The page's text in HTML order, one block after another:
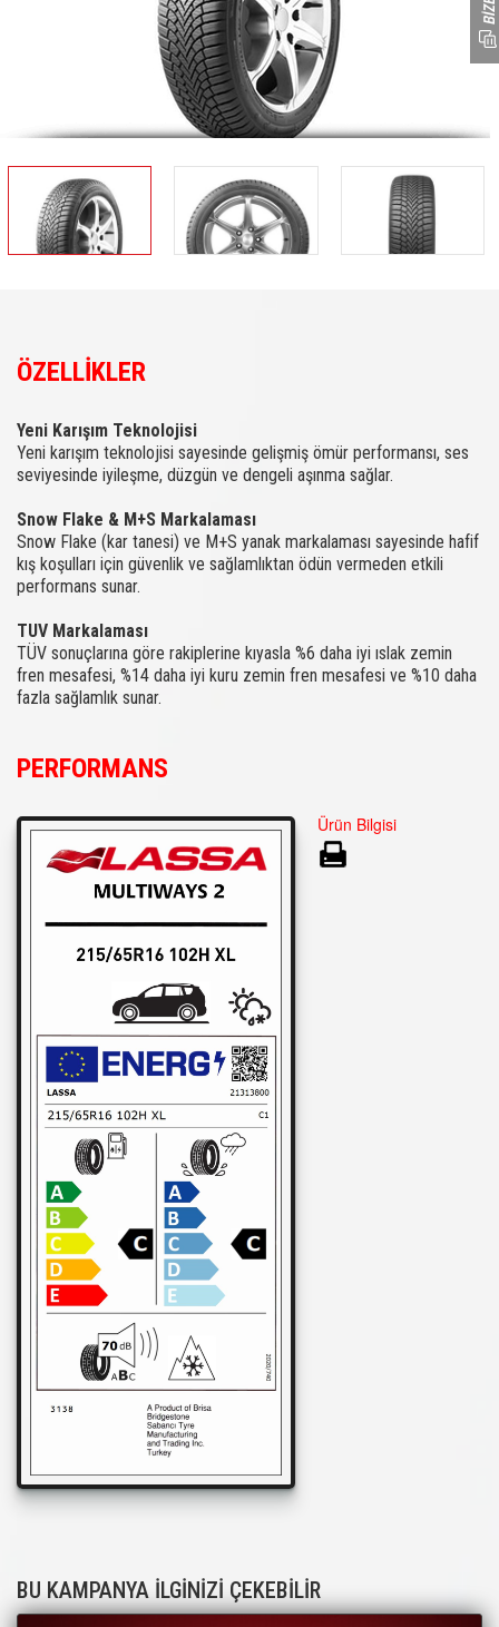
ÖZELLİKLER
Yeni Karışım Teknolojisi
Yeni karışım teknolojisi sayesinde gelişmiş ömür performansı, ses
seviyesinde iyileşme, düzgün ve dengeli aşınma sağlar.
Snow Flake & M+S Markalaması
Snow Flake (kar tanesi) ve M+S yanak markalaması sayesinde hafif
kış koşulları için güvenlik ve sağlamlıktan ödün vermeden etkili
performans sunar.
TUV Markalaması
TÜV sonuçlarına göre rakiplerine kıyasla %6 daha iyi ıslak zemin
fren mesafesi, %14 daha iyi kuru zemin fren mesafesi ve %10 daha
fazla sağlamlık sunar.
PERFORMANS
Ürün Bilgisi
BU KAMPANYA İLGİNİZİ ÇEKEBİLİR